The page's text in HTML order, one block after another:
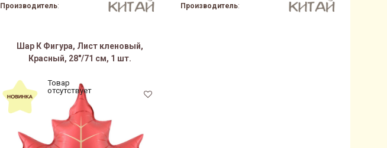
Производитель: Производитель:
Шар К Фигура, Лист кленовый,
Красный, 28"/71 см, 1 шт.
Товар
отсутствует